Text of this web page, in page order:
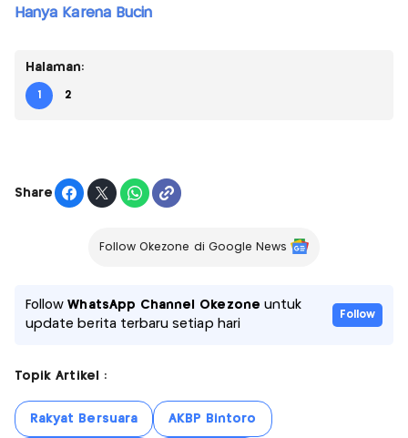
Hanya Karena Bucin
Halaman:
1 2
Share
Follow Okezone di Google News
FollowWhatsApp Channel Okezone untuk
update berita terbaru setiap hari
Follow
Topik Artikel :
Rakyat Bersuara AKBP Bintoro